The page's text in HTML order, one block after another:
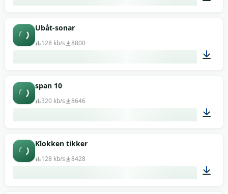
Ubåt-sonar
128 kb/s 8800
span 10
320 kb/s 8646
Klokken tikker
128 kb/s 8428